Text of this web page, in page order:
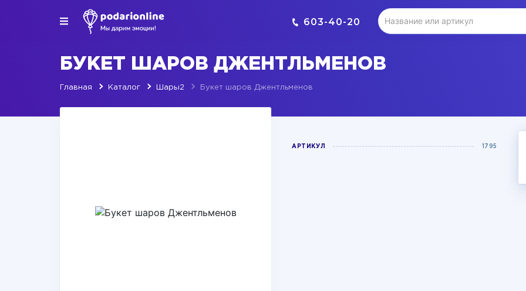
603-40-20
БУКЕТ ШАРОВ ДЖЕНТЛЬМЕНОВ
Главная Каталог Шары2 Букет шаров Джентльменов
АРТИКУЛ 1795